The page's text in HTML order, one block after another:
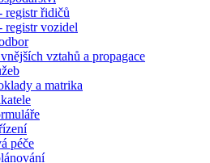
registr řidičů
registr vozidel
vztahů a propagace
a matrika
péče